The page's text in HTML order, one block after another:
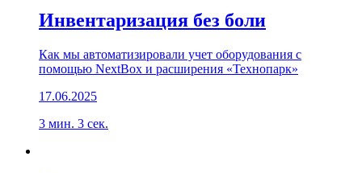
Инвентаризация без боли
Как мы автоматизировали учет оборудования с
помощью NextBox и расширения «Технопарк»
17.06.2025
3 мин. 3 сек.